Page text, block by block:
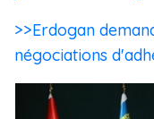
>>Erdogan
négociations